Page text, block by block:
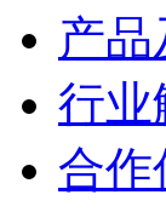
产品
行业
合作